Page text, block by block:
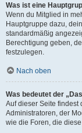
Was ist eine
Wenn du Mitglied in
Hauptgruppe dazu,
standardmäßig
Berechtigung geben,
festzulegen.
Nach oben
Was bedeutet der
Auf dieser Seite findest
Administratoren, der
wie die Foren, die